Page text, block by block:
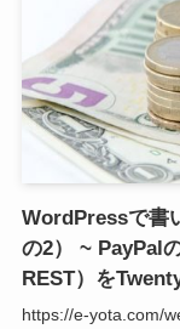
WordPressで書
の2） ~ PayPal
REST）を
https://e-yota.com/